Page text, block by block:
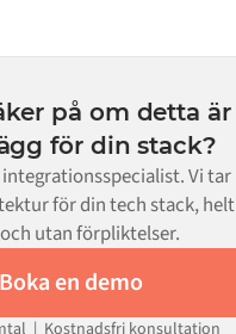
på om detta är
för din stack?
Vi tar
för din tech stack, helt
utan förpliktelser.
Boka en demo